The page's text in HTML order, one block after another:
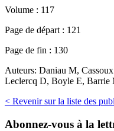
Volume : 117
Page de départ : 121
Page de fin : 130
Auteurs: Daniau M,
Leclercq D, Boyle E, Barrie
< Revenir sur la liste des
Abonnez-vous à la